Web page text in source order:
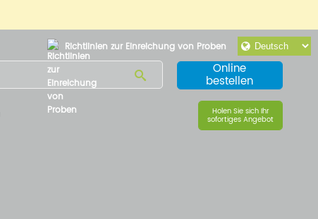
Richtlinien zur Einreichung von Proben
Online
bestellen
Holen Sie sich Ihr
sofortiges Angebot